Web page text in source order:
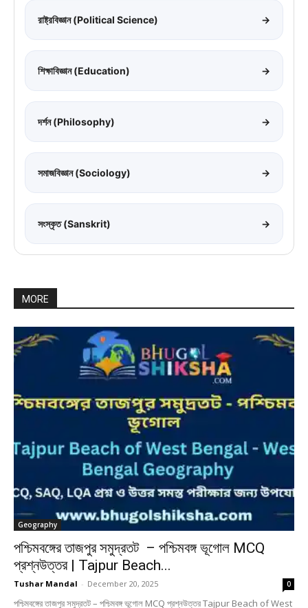
রাষ্ট্রবিজ্ঞান (Political Science) →
শিক্ষাবিজ্ঞান (Education) →
দর্শন (Philosophy) →
সমাজবিজ্ঞান (Sociology) →
সংস্কৃত (Sanskrit) →
MORE
Geography
পশ্চিমবঙ্গের তাজপুর সমুদ্রতট – পশ্চিমবঙ্গ ভূগোল MCQ
প্রশ্নউত্তর | Tajpur Beach...
Tushar Mandal - December 20, 2025 0
পশ্চিমবঙ্গের তাজপুর সমুদ্রতট – পশ্চিমবঙ্গ ভূগোল MCQ প্রশ্নউত্তর Tajpur Beach of West